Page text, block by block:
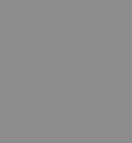
像 悟空 鳥山